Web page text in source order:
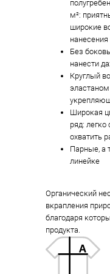
м²:
широкие
нанесения
Без
нанести
Круглый
Широкая
ряд:
охватить
Парные, а
линейке
Органический
вкрапления
благодаря
продукта.